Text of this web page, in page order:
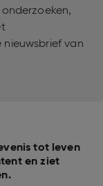
van
tot leven
en ziet